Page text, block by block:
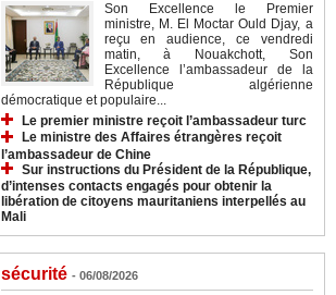
Son Excellence le Premier
ministre, M. El Moctar Ould Djay, a
reçu en audience, ce vendredi
matin, à Nouakchott, Son
Excellence l’ambassadeur de la
République algérienne
démocratique et populaire...
Le premier ministre reçoit l’ambassadeur turc
Le ministre des Affaires étrangères reçoit
l’ambassadeur de Chine
Sur instructions du Président de la République,
d’intenses contacts engagés pour obtenir la
libération de citoyens mauritaniens interpellés au
Mali
sécurité - 06/08/2026